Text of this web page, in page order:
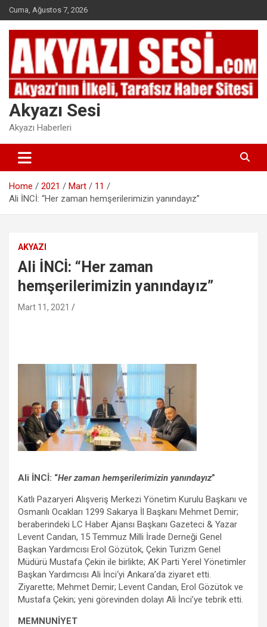
Skip
to
content
Cuma, Ağustos 7, 2026
Akyazı Sesi
Akyazı Haberleri
Home 2021 Mart
11
Ali İNCİ: “Her zaman hemşerilerimizin yanındayız”
AKYAZI
Ali İNCİ: “Her zaman
hemşerilerimizin yanındayız”
Mart 11, 2021
Ali İNCİ: “Her zaman hemşerilerimizin yanındayız”
Katlı Pazaryeri Alışveriş Merkezi Yönetim Kurulu Başkanı ve
Osmanlı Ocakları 1299 Sakarya İl Başkanı Mehmet Demir;
beraberindeki LC Haber Ajansı Başkanı Gazeteci & Yazar
Levent Candan, 15 Temmuz Milli İrade Derneği Genel
Başkan Yardımcısı Erol Gözütok, Çekin Turizm Genel
Müdürü Mustafa Çekin ile birlikte; AK Parti Yerel Yönetimler
Başkan Yardımcısı Ali İnci‘yi Ankara’da ziyaret etti.
Ziyarette; Mehmet Demir; Levent Candan, Erol Gözütok ve
Mustafa Çekin; yeni görevinden dolayı Ali İnci’ye tebrik etti.
MEMNUNİYET